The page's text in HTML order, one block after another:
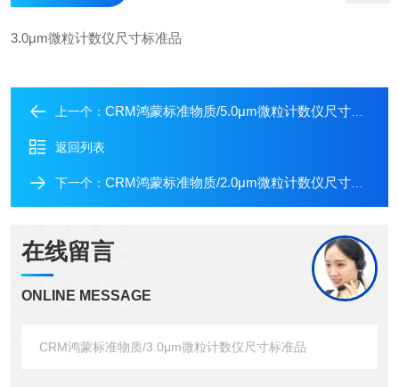
3.0μm微粒计数仪尺寸标准品
上一个： CRM鸿蒙标准物质/5.0μm微粒计数仪尺寸标准品
返回列表
下一个： CRM鸿蒙标准物质/2.0μm微粒计数仪尺寸标准品
在线留言
ONLINE MESSAGE